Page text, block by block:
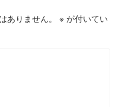
ありません。 ※ が付いてい